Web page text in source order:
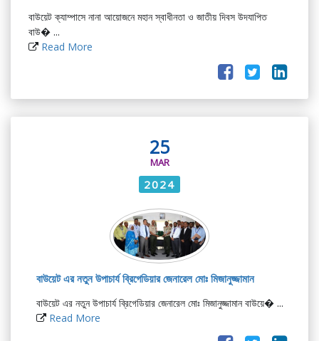
বাউয়েট ক্যাম্পাসে নানা আয়োজনে মহান স্বাধীনতা ও জাতীয় দিবস উদযাপিত
বাউ� ...
Read More
25
MAR
2024
বাউয়েট এর নতুন উপাচার্য ব্রিগেডিয়ার জেনারেল মোঃ মিজানুজ্জামান
বাউয়েট এর নতুন উপাচার্য ব্রিগেডিয়ার জেনারেল মোঃ মিজানুজ্জামান বাউয়ে� ...
Read More